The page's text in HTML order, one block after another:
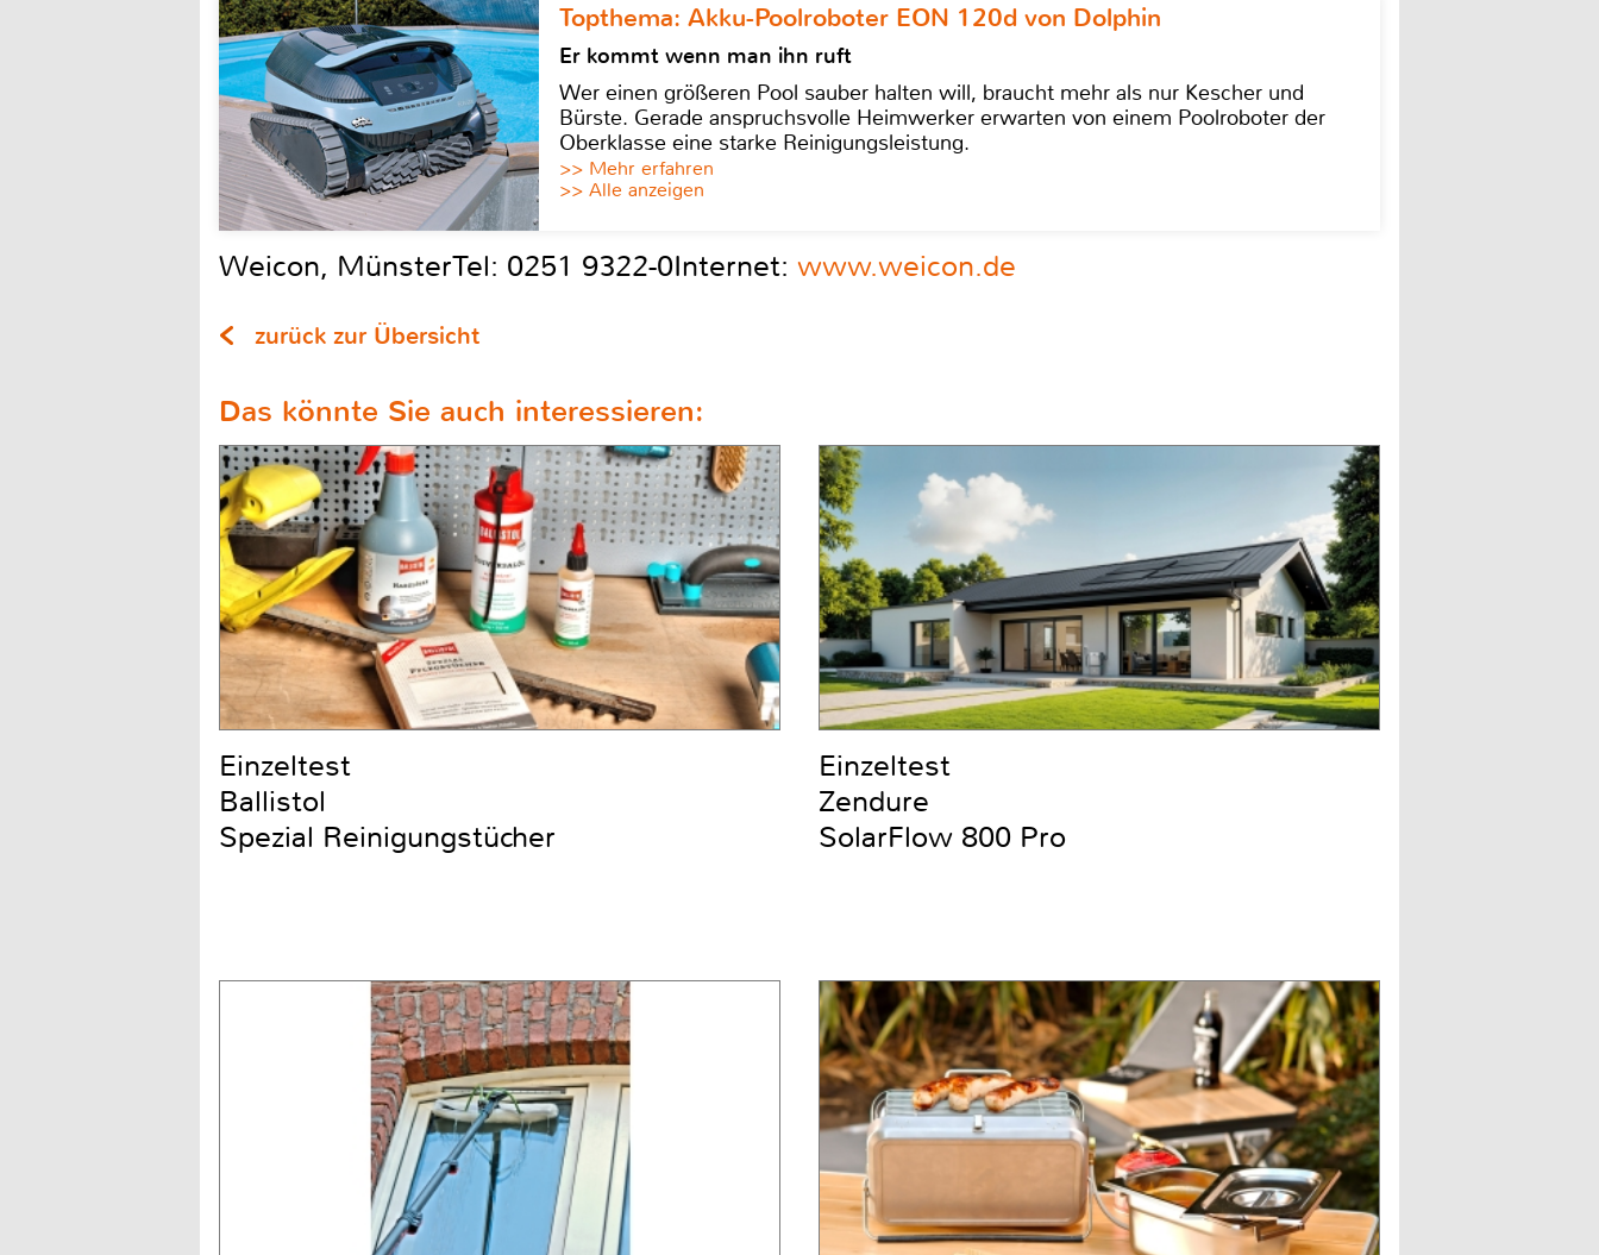
Topthema: Akku-Poolroboter EON 120d von Dolphin
Er kommt wenn man ihn ruft
Wer einen größeren Pool sauber halten will, braucht mehr als nur Kescher und
Bürste. Gerade anspruchsvolle Heimwerker erwarten von einem Poolroboter der
Oberklasse eine starke Reinigungsleistung.
>> Mehr erfahren
>> Alle anzeigen
Weicon, MünsterTel: 0251 9322-0Internet: www.weicon.de
zurück zur Übersicht
Das könnte Sie auch interessieren:
Einzeltest
Ballistol
Spezial Reinigungstücher
Einzeltest
Zendure
SolarFlow 800 Pro